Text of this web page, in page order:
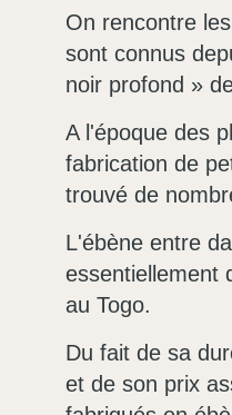
On rencontre
sont connus
noir profond »
A l'époque des
fabrication de
trouvé de
L'ébène entre
essentiellement
au Togo.
Du fait de sa
et de son prix